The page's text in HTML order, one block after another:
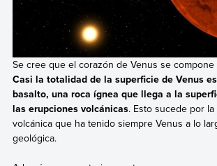
Se cree que el corazón de Venus se
Casi la totalidad de la superficie de Venus
basalto, una roca ígnea que llega a la
las erupciones volcánicas. Esto sucede por
volcánica que ha tenido siempre Venus a lo
geológica.